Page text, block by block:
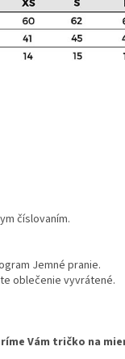
číslovaním.
Jemné pranie.
oblečenie vyvrátené.
Vám tričko na